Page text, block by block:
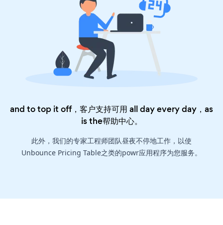
and to top it off，客户支持可用 all day every day，as
is the帮助中心。
此外，我们的专家工程师团队昼夜不停地工作，以使
Unbounce Pricing Table之类的powr应用程序为您服务。